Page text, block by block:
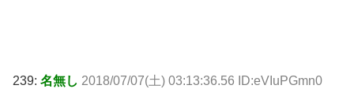
239: 名無し 2018/07/07(土) 03:13:36.56 ID:eVIuPGmn0